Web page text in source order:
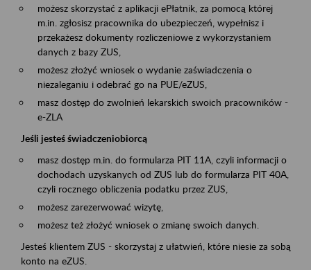
możesz skorzystać z aplikacji ePłatnik, za pomocą której
m.in. zgłosisz pracownika do ubezpieczeń, wypełnisz i
przekażesz dokumenty rozliczeniowe z wykorzystaniem
danych z bazy ZUS,
możesz złożyć wniosek o wydanie zaświadczenia o
niezaleganiu i odebrać go na PUE/eZUS,
masz dostęp do zwolnień lekarskich swoich pracowników -
e-ZLA
Jeśli jesteś świadczeniobiorcą
masz dostęp m.in. do formularza PIT 11A, czyli informacji o
dochodach uzyskanych od ZUS lub do formularza PIT 40A,
czyli rocznego obliczenia podatku przez ZUS,
możesz zarezerwować wizytę,
możesz też złożyć wniosek o zmianę swoich danych.
Jesteś klientem ZUS - skorzystaj z ułatwień, które niesie za sobą
konto na eZUS.